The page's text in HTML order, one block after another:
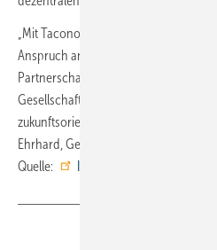
„Mit Taconova gewinnen wir einen
Anspruch an Qualität, Verlässlichkeit
Partnerschaft erweitert das
Gesellschafter und stärkt Interdomus
zukunftsorientierte Plattform für
Ehrhard, Geschäftsführer der
Quelle: